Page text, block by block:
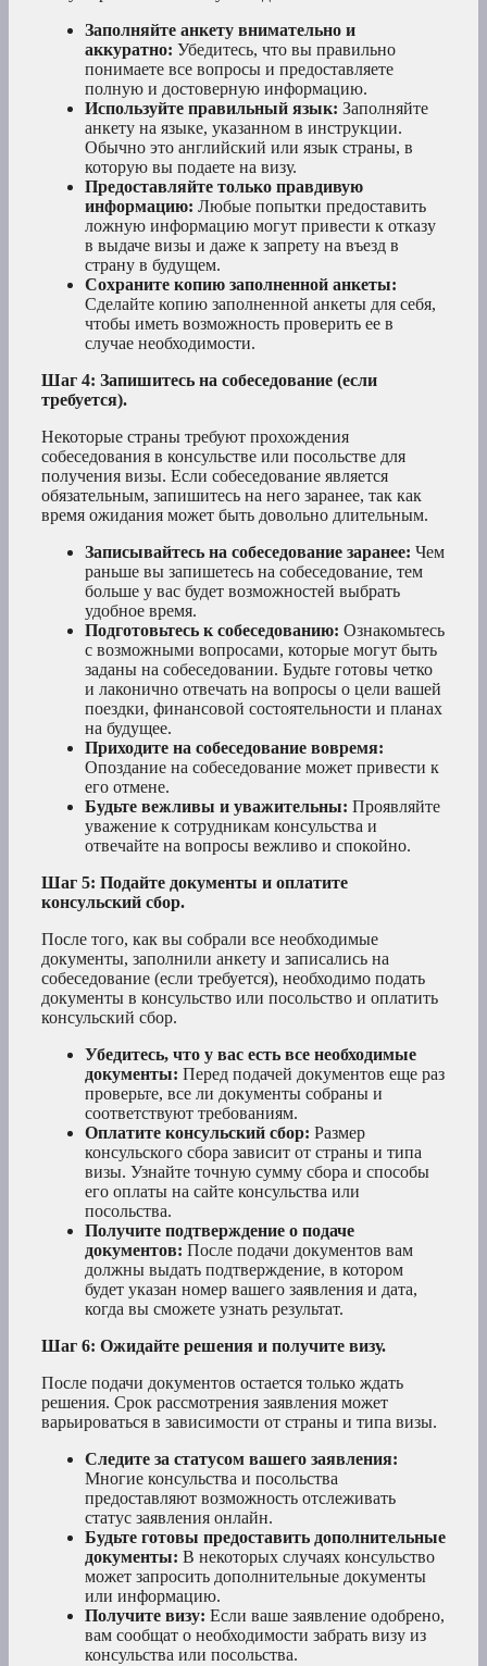
Заполняйте анкету внимательно и
аккуратно: Убедитесь, что вы правильно
понимаете все вопросы и предоставляете
полную и достоверную информацию.
Используйте правильный язык: Заполняйте
анкету на языке, указанном в инструкции.
Обычно это английский или язык страны, в
которую вы подаете на визу.
Предоставляйте только правдивую
информацию: Любые попытки предоставить
ложную информацию могут привести к отказу
в выдаче визы и даже к запрету на въезд в
страну в будущем.
Сохраните копию заполненной анкеты:
Сделайте копию заполненной анкеты для себя,
чтобы иметь возможность проверить ее в
случае необходимости.
Шаг 4: Запишитесь на собеседование (если
требуется).
Некоторые страны требуют прохождения
собеседования в консульстве или посольстве для
получения визы. Если собеседование является
обязательным, запишитесь на него заранее, так как
время ожидания может быть довольно длительным.
Записывайтесь на собеседование заранее: Чем
раньше вы запишетесь на собеседование, тем
больше у вас будет возможностей выбрать
удобное время.
Подготовьтесь к собеседованию: Ознакомьтесь
с возможными вопросами, которые могут быть
заданы на собеседовании. Будьте готовы четко
и лаконично отвечать на вопросы о цели вашей
поездки, финансовой состоятельности и планах
на будущее.
Приходите на собеседование вовремя:
Опоздание на собеседование может привести к
его отмене.
Будьте вежливы и уважительны: Проявляйте
уважение к сотрудникам консульства и
отвечайте на вопросы вежливо и спокойно.
Шаг 5: Подайте документы и оплатите
консульский сбор.
После того, как вы собрали все необходимые
документы, заполнили анкету и записались на
собеседование (если требуется), необходимо подать
документы в консульство или посольство и оплатить
консульский сбор.
Убедитесь, что у вас есть все необходимые
документы: Перед подачей документов еще раз
проверьте, все ли документы собраны и
соответствуют требованиям.
Оплатите консульский сбор: Размер
консульского сбора зависит от страны и типа
визы. Узнайте точную сумму сбора и способы
его оплаты на сайте консульства или
посольства.
Получите подтверждение о подаче
документов: После подачи документов вам
должны выдать подтверждение, в котором
будет указан номер вашего заявления и дата,
когда вы сможете узнать результат.
Шаг 6: Ожидайте решения и получите визу.
После подачи документов остается только ждать
решения. Срок рассмотрения заявления может
варьироваться в зависимости от страны и типа визы.
Следите за статусом вашего заявления:
Многие консульства и посольства
предоставляют возможность отслеживать
статус заявления онлайн.
Будьте готовы предоставить дополнительные
документы: В некоторых случаях консульство
может запросить дополнительные документы
или информацию.
Получите визу: Если ваше заявление одобрено,
вам сообщат о необходимости забрать визу из
консульства или посольства.